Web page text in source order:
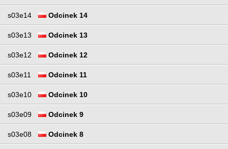
s03e14 Odcinek 14
s03e13 Odcinek 13
s03e12 Odcinek 12
s03e11 Odcinek 11
s03e10 Odcinek 10
s03e09 Odcinek 9
s03e08 Odcinek 8